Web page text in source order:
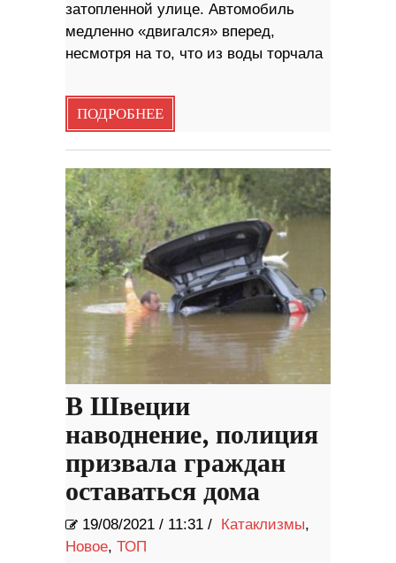
затопленной улице. Автомобиль
медленно «двигался» вперед,
несмотря на то, что из воды торчала
ПОДРОБНЕЕ
В Швеции
наводнение, полиция
призвала граждан
оставаться дома
19/08/2021 / 11:31 / Катаклизмы,
Новое, ТОП